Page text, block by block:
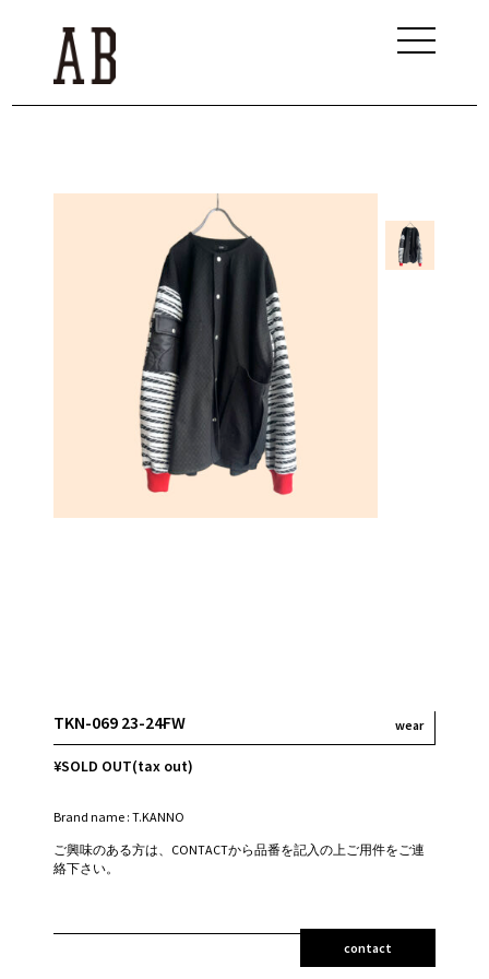
TKN-069 23-24FW wear
¥SOLD OUT(tax out)
Brand name : T.KANNO
ご興味のある方は、CONTACTから品番を記入の上ご用件をご連
絡下さい。
contact